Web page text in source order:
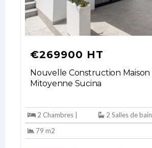
€269900 HT
Nouvelle Construction Maison
Mitoyenne Sucina
2 Chambres |
2 Salles de bain
79 m2